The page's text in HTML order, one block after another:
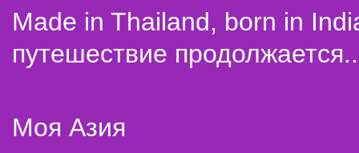
Made in Thailand, born in
путешествие
Моя Азия